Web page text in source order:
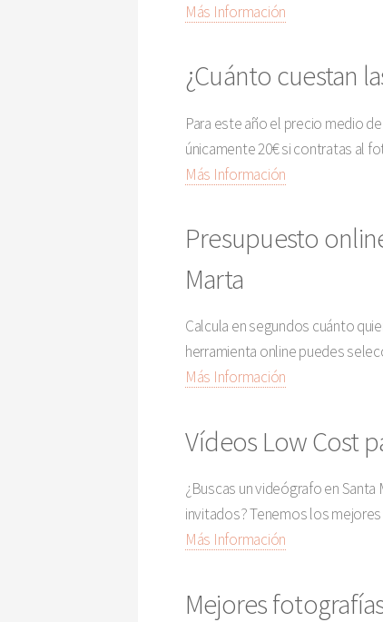
Más Información
¿Cuánto cuestan
Para este año el precio medio
únicamente 20€ si contratas al
Más Información
Presupuesto
Marta
Calcula en segundos cuánto
herramienta online puedes
Más Información
Vídeos Low Cost
¿Buscas un videógrafo en
invitados? Tenemos los
Más Información
Mejores